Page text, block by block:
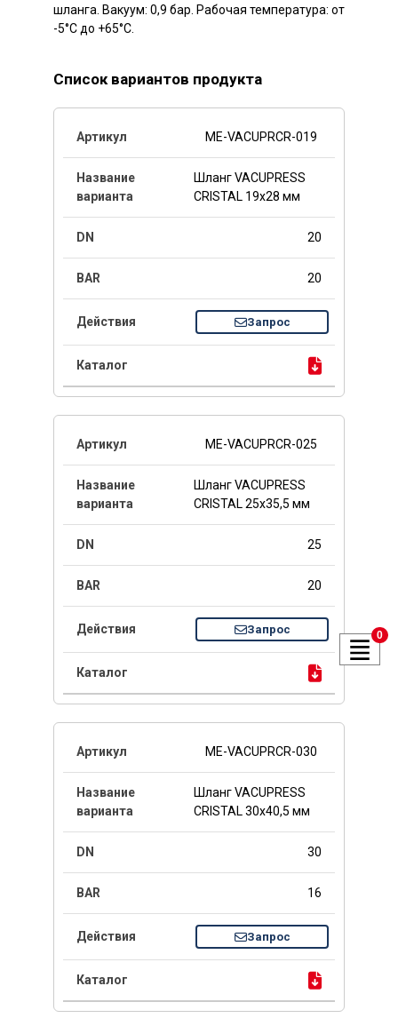
шланга. Вакуум: 0,9 бар. Рабочая температура: от
-5°C до +65°C.
Список вариантов продукта
ME-VACUPRCR-019
Шланг VACUPRESS
CRISTAL 19x28 мм
20
20
Запрос
ME-VACUPRCR-025
Шланг VACUPRESS
CRISTAL 25x35,5 мм
25
20
Запрос
ME-VACUPRCR-030
Шланг VACUPRESS
CRISTAL 30x40,5 мм
30
16
Запрос
0